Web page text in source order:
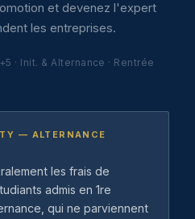
et devenez l'expert
les entreprises.
· Init. & Alternance · Rentrée
— ALTERNANCE
les frais de
admis en 1re
qui ne parviennent